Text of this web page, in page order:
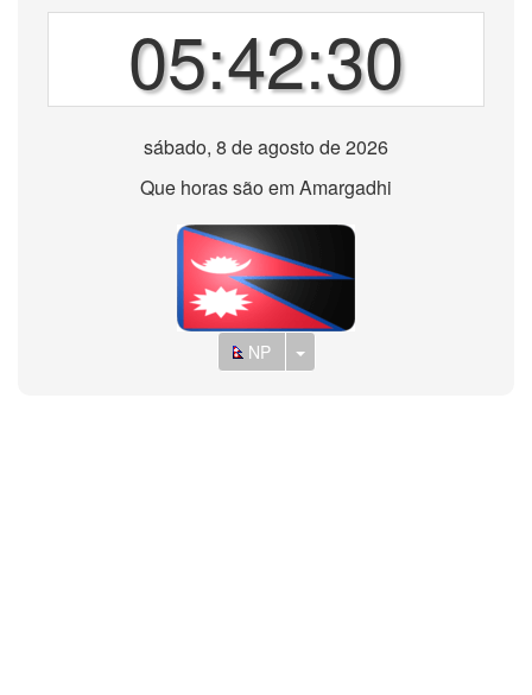
05:42:30
sábado, 8 de agosto de 2026
Que horas são em Amargadhi
NP Toggle Dropdown